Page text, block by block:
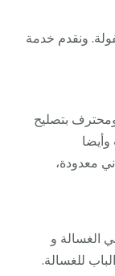
ونقدم خدمة
بتصليح
معدودة،
الغسالة و
للغسالة.